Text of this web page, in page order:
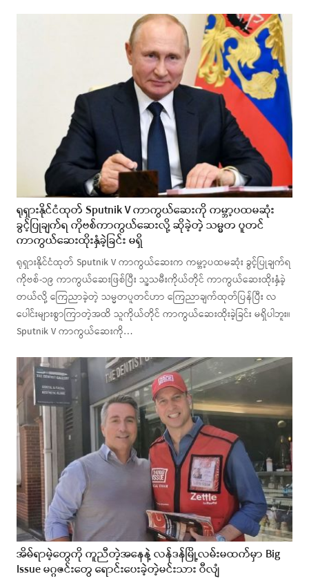
ရုရှားနိုင်ငံထုတ် Sputnik V ကာကွယ်ဆေးကို ကမ္ဘာ့ပထမဆုံး
ခွင့်ပြုချက်ရ ကိုဗစ်ကာကွယ်ဆေးလို့ ဆိုခဲ့တဲ့ သမ္မတ ပူတင်
ကာကွယ်ဆေးထိုးနှံခဲ့ခြင်း မရှိ
ရုရှားနိုင်ငံထုတ် Sputnik V ကာကွယ်ဆေးက ကမ္ဘာ့ပထမဆုံး ခွင့်ပြုချက်ရ
ကိုဗစ်-၁၉ ကာကွယ်ဆေးဖြစ်ပြီး သူ့သမီးကိုယ်တိုင် ကာကွယ်ဆေးထိုးနှံခဲ့
တယ်လို့ ကြေညာခဲ့တဲ့ သမ္မတပူတင်ဟာ ကြေညာချက်ထုတ်ပြန်ပြီး လ
ပေါင်းများစွာကြာတဲ့အထိ သူကိုယ်တိုင် ကာကွယ်ဆေးထိုးခဲ့ခြင်း မရှိပါဘူး။
Sputnik V ကာကွယ်ဆေးကို…
အိမ်ရာမဲ့တွေကို ကူညီတဲ့အနေနဲ့ လန်ဒန်မြို့လမ်းမထက်မှာ Big
Issue မဂ္ဂဇင်းတွေ ရောင်းပေးခဲ့တဲ့မင်းသား ဝီလျံ